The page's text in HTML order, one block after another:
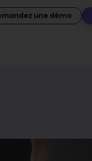
une démo